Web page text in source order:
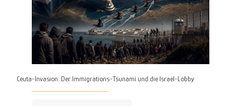
Ceuta-Invasion: Der Immigrations-Tsunami und die Israel-Lobby